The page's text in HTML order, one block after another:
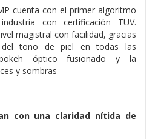
cuenta con el primer algoritmo
con certificación TÜV.
magistral con facilidad, gracias
tono de piel en todas las
óptico fusionado y la
y sombras
con una claridad nítida de